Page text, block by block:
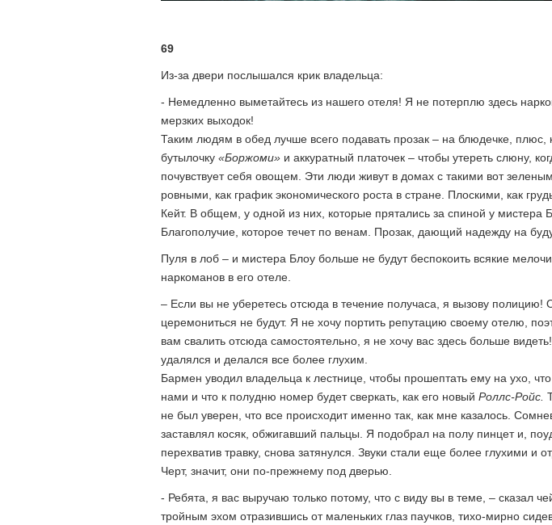
69
Из-за двери послышался крик владельца:
- Немедленно выметайтесь из нашего отеля! Я не потерплю здесь
мерзких выходок!
Таким людям в обед лучше всего подавать прозак – на блюдечке, плюс,
бутылочку «Боржоми» и аккуратный платочек – чтобы утереть слюну,
почувствует себя овощем. Эти люди живут в домах с такими вот
ровными, как график экономического роста в стране. Плоскими, как
Кейт. В общем, у одной из них, которые прятались за спиной у мистера
Благополучие, которое течет по венам. Прозак, дающий надежду на
Пуля в лоб – и мистера Блоу больше не будут беспокоить всякие
наркоманов в его отеле.
– Если вы не уберетесь отсюда в течение получаса, я вызову полицию!
церемониться не будут. Я не хочу портить репутацию своему отелю,
вам свалить отсюда самостоятельно, я не хочу вас здесь больше
удалялся и делался все более глухим.
Бармен уводил владельца к лестнице, чтобы прошептать ему на ухо,
нами и что к полудню номер будет сверкать, как его новый Роллс-Ройс.
не был уверен, что все происходит именно так, как мне казалось.
заставлял косяк, обжигавший пальцы. Я подобрал на полу пинцет и,
перехватив травку, снова затянулся. Звуки стали еще более глухими и
Черт, значит, они по-прежнему под дверью.
- Ребята, я вас выручаю только потому, что с виду вы в теме, – сказал
тройным эхом отразившись от маленьких глаз паучков, тихо-мирно